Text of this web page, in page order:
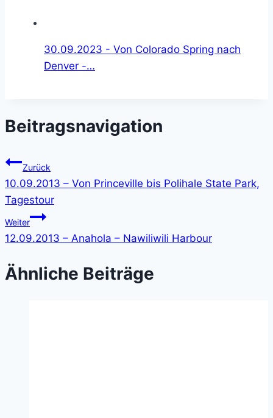
30.09.2023 - Von Colorado Spring nach
Denver -…
Beitragsnavigation
Zurück
10.09.2013 – Von Princeville bis Polihale State Park,
Tagestour
Weiter
12.09.2013 – Anahola – Nawiliwili Harbour
Ähnliche Beiträge